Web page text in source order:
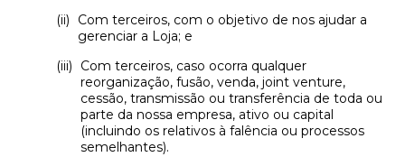
Com terceiros, com o objetivo de nos ajudar a
gerenciar a Loja; e
Com terceiros, caso ocorra qualquer
reorganização, fusão, venda, joint venture,
cessão, transmissão ou transferência de toda ou
parte da nossa empresa, ativo ou capital
(incluindo os relativos à falência ou processos
semelhantes).